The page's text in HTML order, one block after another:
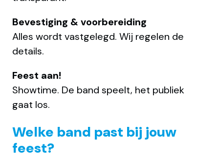
Bevestiging & voorbereiding
Alles wordt vastgelegd. Wij regelen de
details.
Feest aan!
Showtime. De band speelt, het publiek
gaat los.
Welke band past bij jouw
feest?